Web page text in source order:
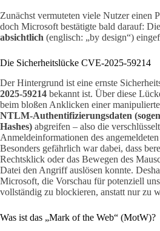
Zunächst vermuteten viele Nutzer einen
doch Microsoft bestätigte bald darauf:
absichtlich (englisch: „by design“)
Die Sicherheitslücke CVE-2025-59214
Der Hintergrund ist eine ernste
2025-59214 bekannt ist. Über diese
beim bloßen Anklicken einer
NTLM-Authentifizierungsdaten
Hashes) abgreifen – also die
Anmeldeinformationen des
Besonders gefährlich war dabei, dass
Rechtsklick oder das Bewegen des
Datei den Angriff auslösen konnte.
Microsoft, die Vorschau für potenziell
vollständig zu blockieren, anstatt nur zu
Was ist das „Mark of the Web“ (MotW)?